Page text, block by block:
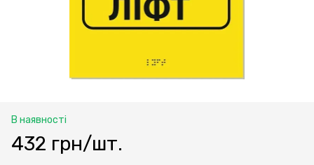
В наявності
432 грн/шт.